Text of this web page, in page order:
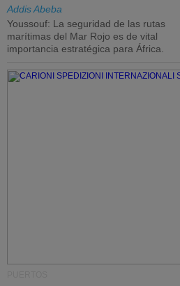
Addis Abeba
Youssouf: La seguridad de las rutas
marítimas del Mar Rojo es de vital
importancia estratégica para África.